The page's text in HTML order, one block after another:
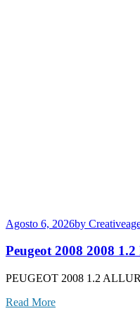
Agosto 6, 2026by
Peugeot 2008 2008
PEUGEOT 2008 1.2
Read More